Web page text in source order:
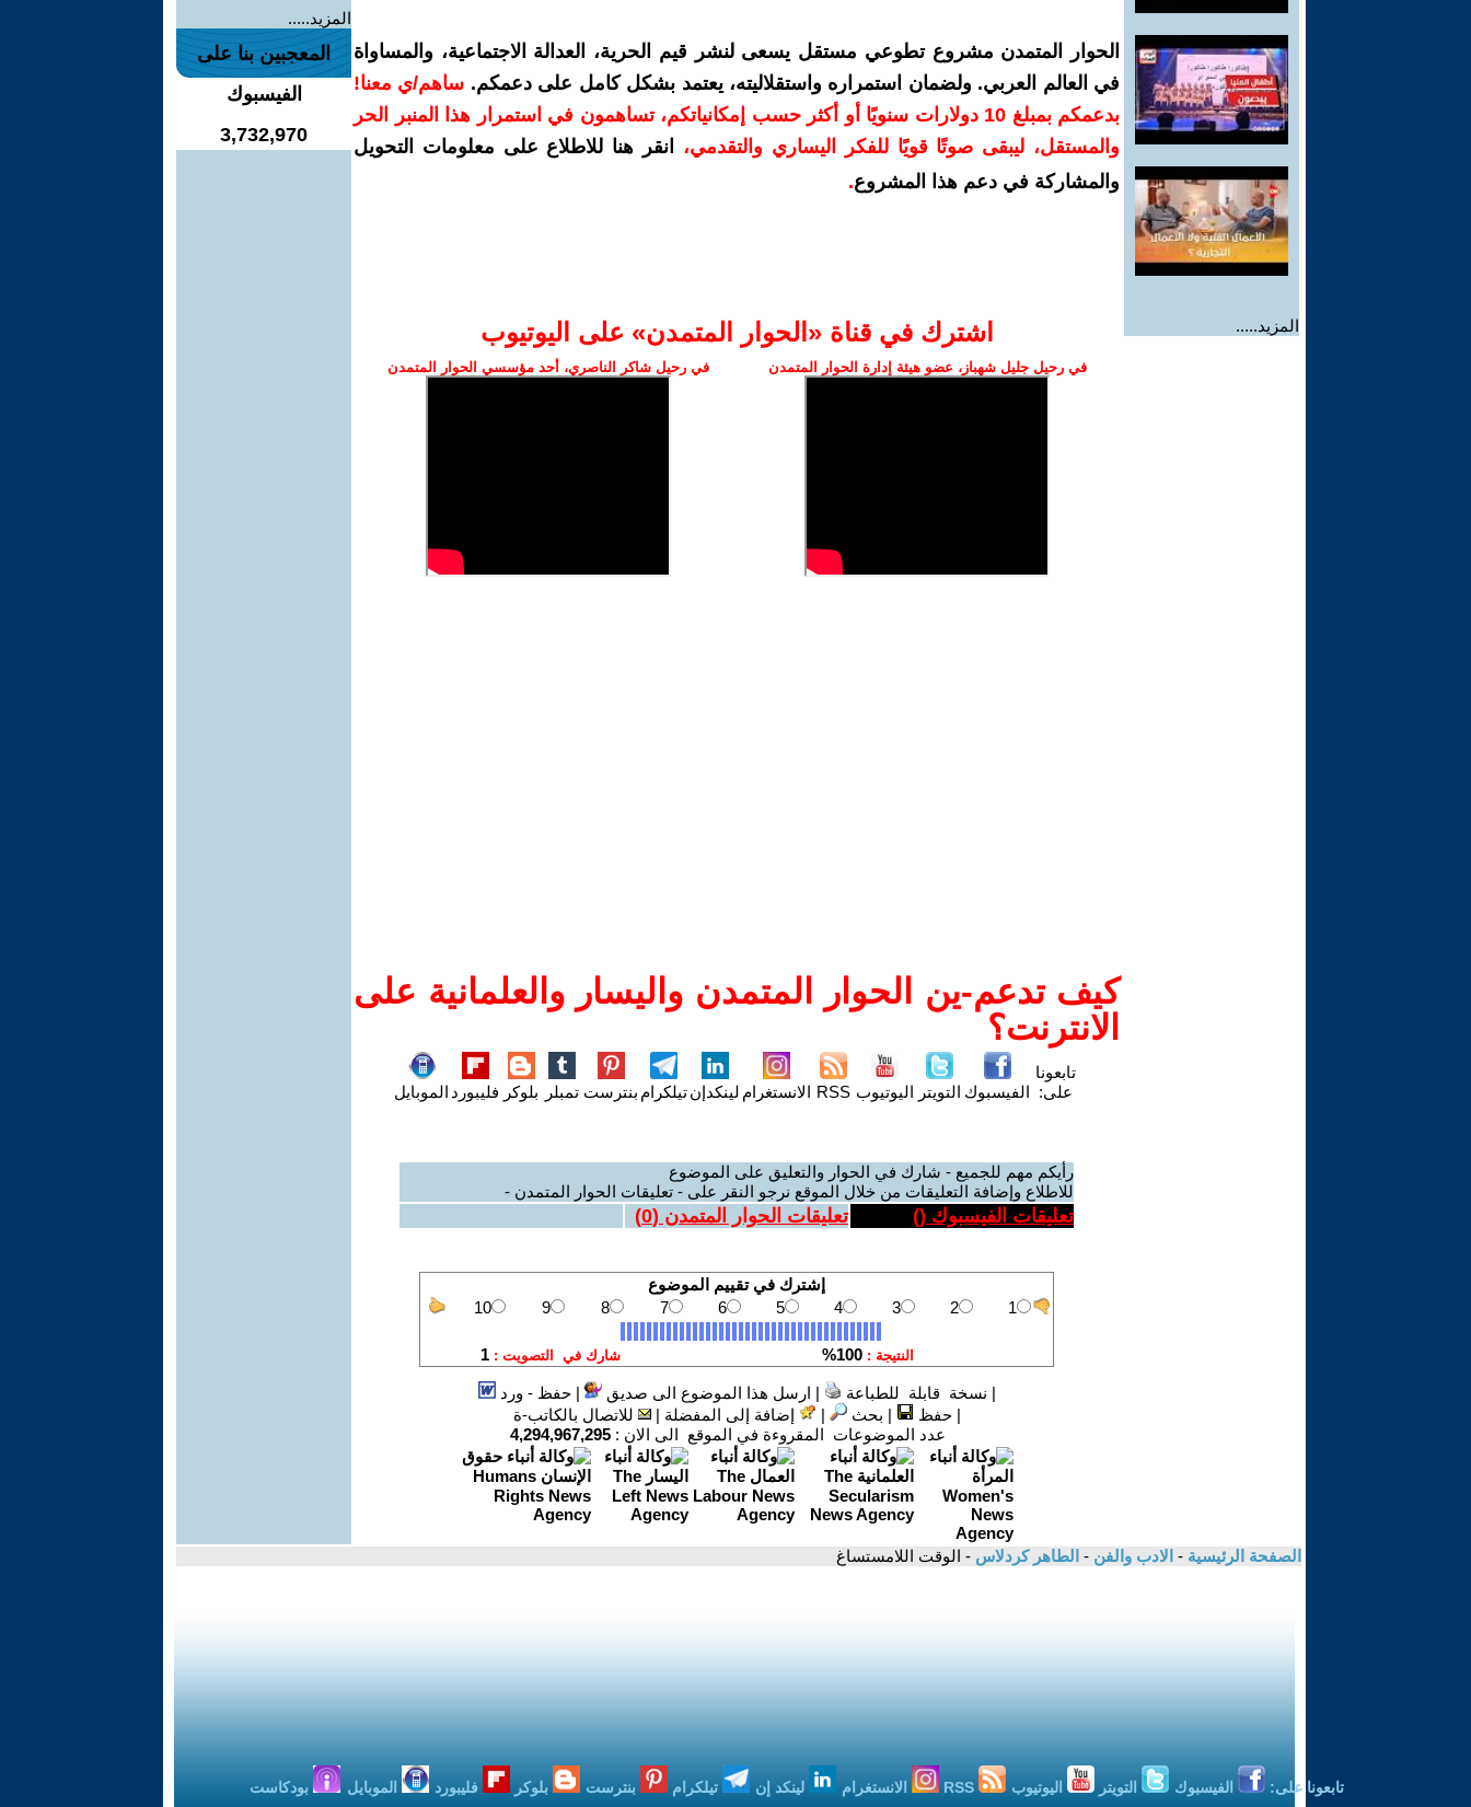
المزيد.....
الحوار المتمدن مشروع تطوعي مستقل يسعى لنشر قيم الحرية، العدالة الاجتماعية، والمساواة
في العالم العربي. ولضمان استمراره واستقلاليته، يعتمد بشكل كامل على دعمكم. ساهم/ي معنا!
بدعمكم بمبلغ 10 دولارات سنويًا أو أكثر حسب إمكانياتكم، تساهمون في استمرار هذا المنبر الحر
والمستقل، ليبقى صوتًا قويًا للفكر اليساري والتقدمي،
انقر هنا للاطلاع على معلومات التحويل
والمشاركة في دعم هذا المشروع.
اشترك في قناة ‫«الحوار المتمدن» على اليوتيوب
في رحيل جليل شهباز، عضو هيئة إدارة الحوار المتمدن في رحيل شاكر الناصري، أحد مؤسسي الحوار المتمدن
كيف تدعم-ين الحوار المتمدن واليسار والعلمانية على
الانترنت؟
تابعونا
على: الفيسبوك التويتر اليوتيوب RSS الانستغرام لينكدإنتيلكرام بنترست تمبلر بلوكر فليبورد الموبايل
رأيكم مهم للجميع - شارك في الحوار والتعليق على الموضوع
للاطلاع وإضافة التعليقات من خلال الموقع نرجو النقر على - تعليقات الحوار المتمدن -
تعليقات الفيسبوك () تعليقات الحوار المتمدن (0
)
| نسخة قابلة للطباعة | ارسل هذا الموضوع الى صديق |حفظ - ورد
|حفظ | بحث | إضافة إلى المفضلة |
للاتصال بالكاتب-ة
عدد الموضوعات المقروءة في الموقع الى الان : 4,294,967,295
المزيد.....
المعجبين بنا على
الفيسبوك
3,732,970
الصفحة الرئيسية - الادب والفن - الطاهر كردلاس - الوقت اللامستساغ
تابعونا على: الفيسبوك التويتر اليوتيوب الانستغرام لينكد إن تيلكرام بنترست بلوكر فليبورد الموبايل بودكاست